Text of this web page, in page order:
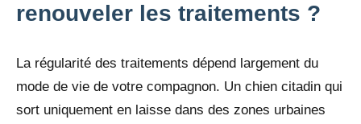
renouveler les traitements ?
La régularité des traitements dépend largement du
mode de vie de votre compagnon. Un chien citadin qui
sort uniquement en laisse dans des zones urbaines